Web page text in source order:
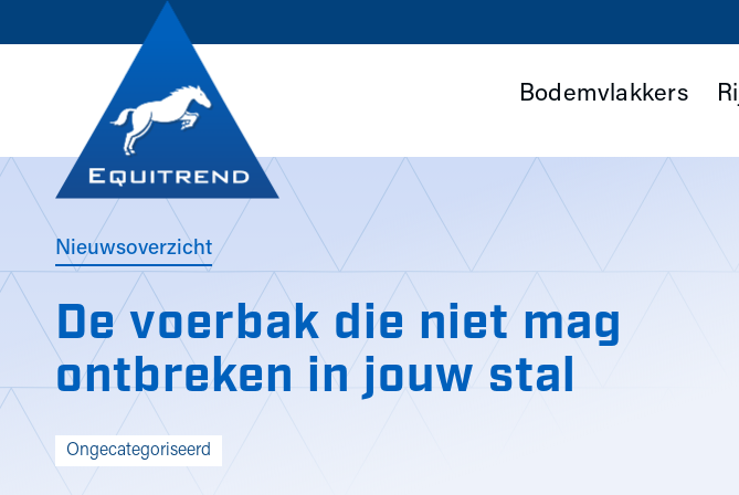
Bodemvlakkers
Nieuwsoverzicht
De voerbak die niet mag
ontbreken in jouw stal
Ongecategoriseerd